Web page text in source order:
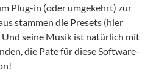
Plug-in (oder umgekehrt) zur
stammen die Presets (hier
Und seine Musik ist natürlich mit
die Pate für diese Software-